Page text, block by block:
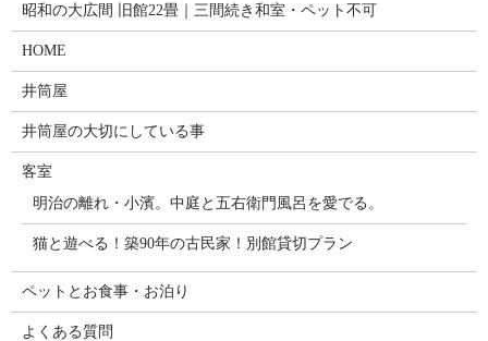
昭和の大広間 旧館22畳｜三間続き和室・ペット不可
HOME
井筒屋
井筒屋の大切にしている事
客室
明治の離れ・小濱。中庭と五右衛門風呂を愛でる。
猫と遊べる！築90年の古民家！別館貸切プラン
ペットとお食事・お泊り
よくある質問